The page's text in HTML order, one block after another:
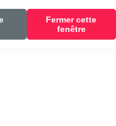
Fermer cette
fenêtre